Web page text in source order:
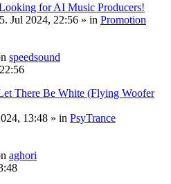
for AI Music Producers!
Jul 2024, 22:56 » in Promotion
speedsound
There Be White (Flying Woofer
13:48 » in PsyTrance
aghori